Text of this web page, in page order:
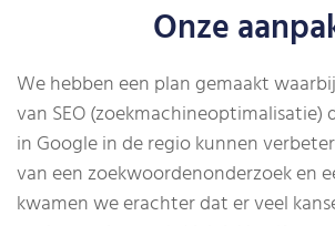
Onze
We hebben een plan gemaakt
van SEO (zoekmachineoptimalisatie)
in Google in de regio kunnen
van een zoekwoordenonderzoek en
kwamen we erachter dat er veel